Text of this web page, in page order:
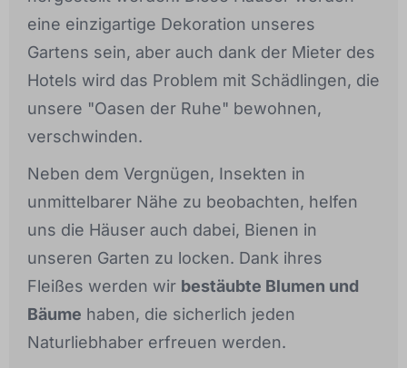
eine einzigartige Dekoration unseres
Gartens sein, aber auch dank der Mieter des
Hotels wird das Problem mit Schädlingen, die
unsere "Oasen der Ruhe" bewohnen,
verschwinden.
Neben dem Vergnügen, Insekten in
unmittelbarer Nähe zu beobachten, helfen
uns die Häuser auch dabei, Bienen in
unseren Garten zu locken. Dank ihres
Fleißes werden wir bestäubte Blumen und
Bäume haben, die sicherlich jeden
Naturliebhaber erfreuen werden.